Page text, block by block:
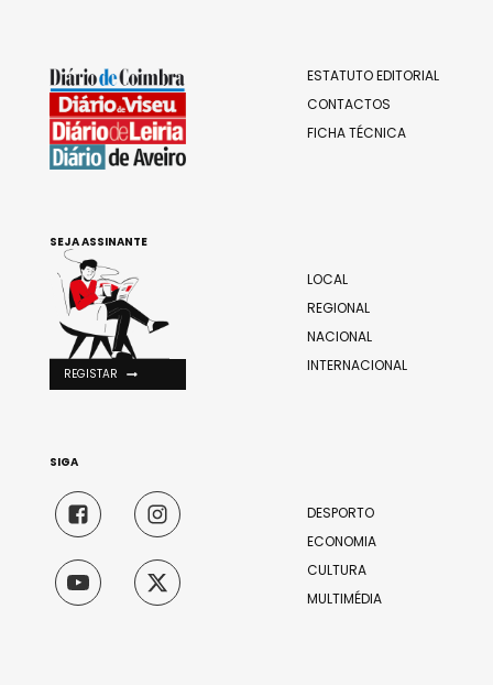
ESTATUTO EDITORIAL
CONTACTOS
FICHA TÉCNICA
LOCAL
REGIONAL
NACIONAL
INTERNACIONAL
DESPORTO
ECONOMIA
CULTURA
MULTIMÉDIA
SEJA ASSINANTE
REGISTAR
SIGA